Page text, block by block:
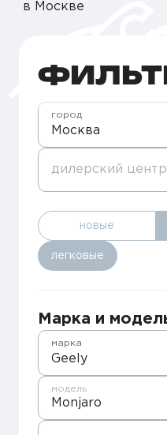
в Москве
Москва
город
дилерский центр
новые
легковые
Марка и
Geely
марка
Monjaro
модель